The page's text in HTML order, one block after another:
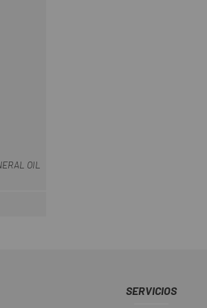
OIL
SERVICIOS